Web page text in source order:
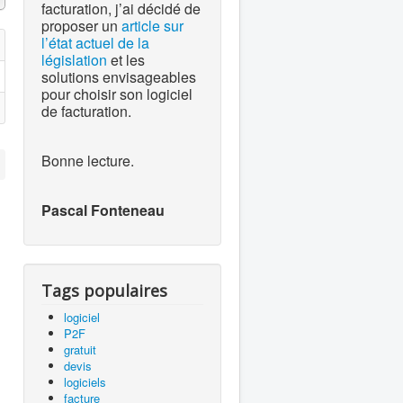
facturation, j’ai décidé de
proposer un article sur
l’état actuel de la
législation et les
solutions envisageables
pour choisir son logiciel
de facturation.
Bonne lecture.
Pascal Fonteneau
Tags populaires
logiciel
P2F
gratuit
devis
logiciels
facture